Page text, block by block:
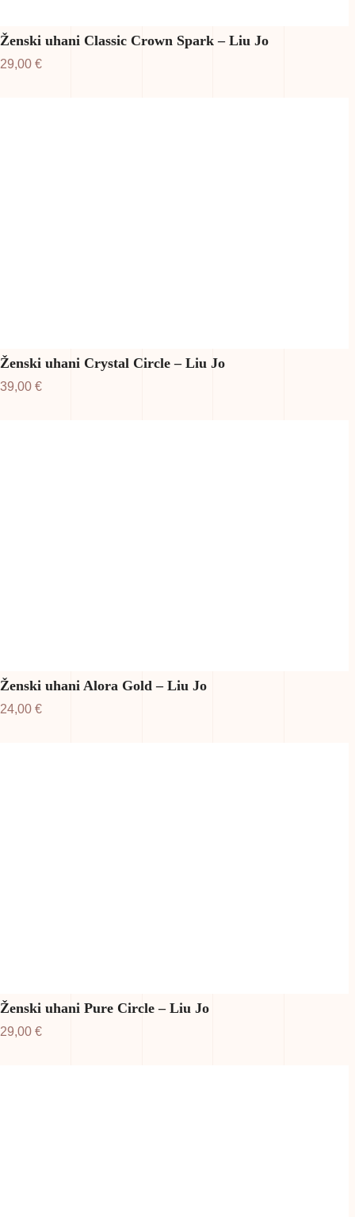
Ženski uhani Classic Crown Spark – Liu Jo
29,00 €
Ženski uhani Crystal Circle – Liu Jo
39,00 €
Ženski uhani Alora Gold – Liu Jo
24,00 €
Ženski uhani Pure Circle – Liu Jo
29,00 €